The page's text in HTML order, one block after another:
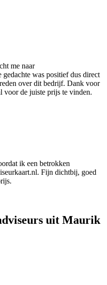
me naar
was positief dus direct
over dit bedrijf. Dank voor
voor de juiste prijs te vinden.
ik een betrokken
Fijn dichtbij, goed
uit Maurik